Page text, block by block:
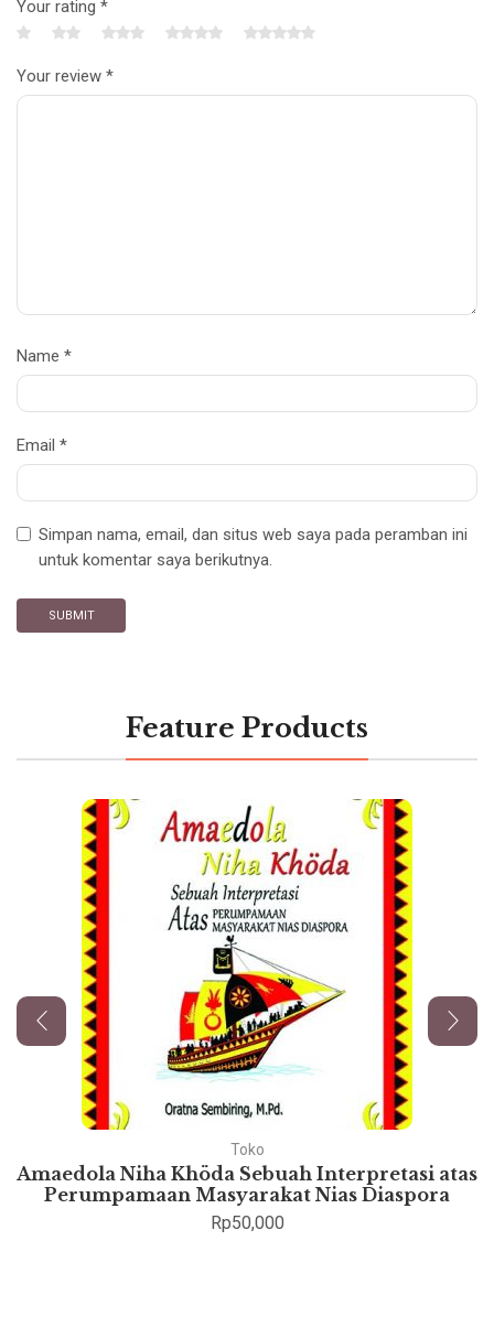
Your rating *
Your review *
Name *
Email *
Simpan nama, email, dan situs web saya pada peramban ini
untuk komentar saya berikutnya.
Feature Products
Toko
Amaedola Niha Khöda Sebuah Interpretasi atas
Perumpamaan Masyarakat Nias Diaspora
Rp50,000